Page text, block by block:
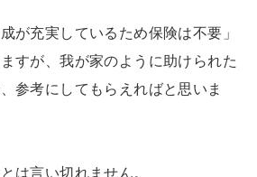
が充実しているため保険は不要」
すが、我が家のように助けられた
参考にしてもらえればと思いま
は言い切れません。